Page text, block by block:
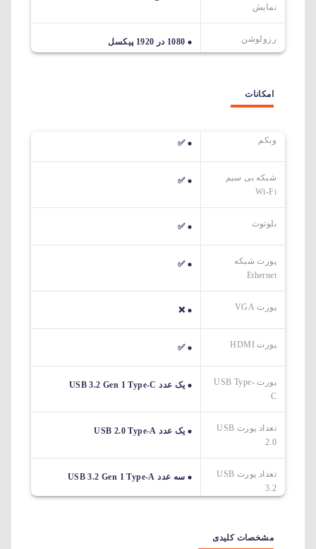
نمایش
رزولوشن 1080 در 1920 پیکسل
امکانات
وبکم ✅
شبکه بی سیم
Wi-Fi
✅
بلوتوث ✅
پورت شبکه
Ethernet
✅
پورت VGA ❌
پورت HDMI ✅
پورت USB Type-
C
یک عدد USB 3.2 Gen 1 Type-C
تعداد پورت USB
2.0
یک عدد USB 2.0 Type-A
تعداد پورت USB
3.2
سه عدد USB 3.2 Gen 1 Type-A
مشخصات کلیدی